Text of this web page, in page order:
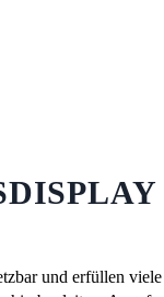
und erfüllen